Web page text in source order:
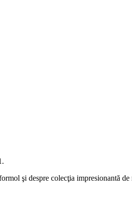
şi despre colecţia impresionantă